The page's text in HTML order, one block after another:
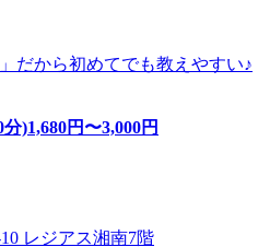
だから初めてでも教えやすい♪
分)1,680円〜3,000円
レジアス湘南7階